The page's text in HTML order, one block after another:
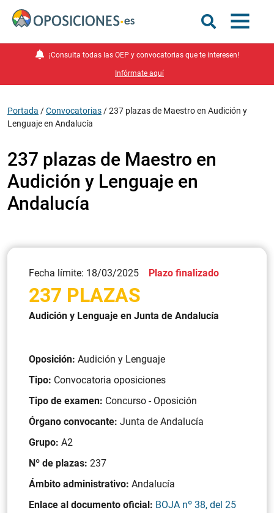
¡Consulta todas las OEP y convocatorias que te interesen!
Infórmate aquí
Portada /Convocatorias /237 plazas de Maestro en Audición y
Lenguaje en Andalucía
237 plazas de Maestro en
Audición y Lenguaje en
Andalucía
Fecha límite: 18/03/2025 Plazo finalizado
237 PLAZAS
Audición y Lenguaje en Junta de Andalucía
Oposición: Audición y Lenguaje
Tipo: Convocatoria oposiciones
Tipo de examen: Concurso - Oposición
Órgano convocante: Junta de Andalucía
Grupo: A2
Nº de plazas: 237
Ámbito administrativo: Andalucía
Enlace al documento oficial: BOJA nº 38, del 25